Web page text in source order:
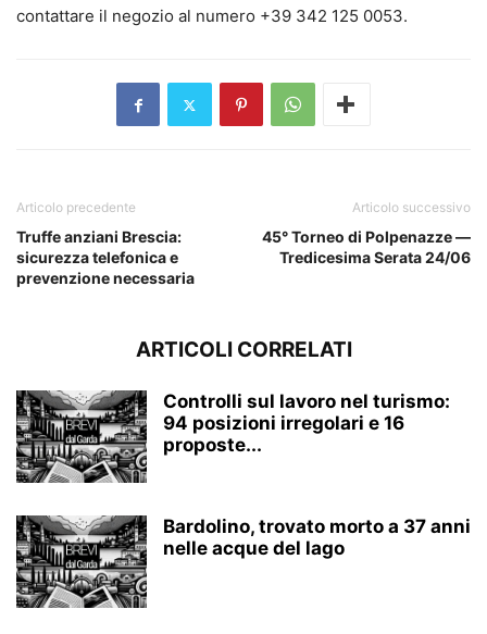
contattare il negozio al numero +39 342 125 0053.
Articolo precedente
Truffe anziani Brescia:
sicurezza telefonica e
prevenzione necessaria
Articolo successivo
45° Torneo di Polpenazze —
Tredicesima Serata 24/06
ARTICOLI CORRELATI
Controlli sul lavoro nel turismo:
94 posizioni irregolari e 16
proposte...
Bardolino, trovato morto a 37 anni
nelle acque del lago